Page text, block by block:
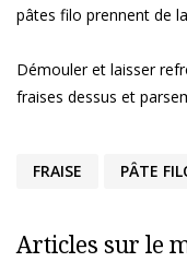
pâtes filo prennent de
Démouler et laisser
fraises dessus et
FRAISE PÂTE
Articles sur le